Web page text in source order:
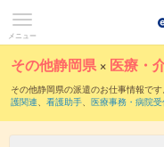
メニュー
その他静岡県 × 医療・
その他静岡県の派遣のお仕事情報で
護関連、 看護助手、 医療事務・病院